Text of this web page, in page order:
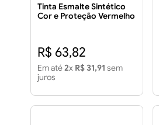
Tinta Esmalte Sintético
Cor e Proteção Vermelho
R$ 63,82
Em até2x R$ 31,91 sem
juros